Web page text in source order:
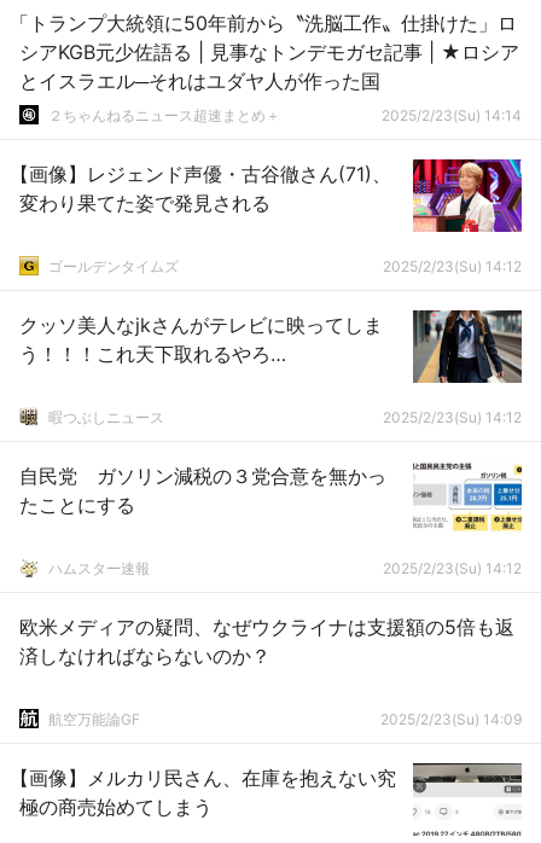
「トランプ大統領に50年前から〝洗脳工作〟仕掛けた」ロ
シアKGB元少佐語る | 見事なトンデモガセ記事 | ★ロシア
とイスラエル─それはユダヤ人が作った国
２ちゃんねるニュース超速まとめ＋ 2025/2/23(Su) 14:14
【画像】レジェンド声優・古谷徹さん(71)、
変わり果てた姿で発見される
ゴールデンタイムズ 2025/2/23(Su) 14:12
クッソ美人なjkさんがテレビに映ってしま
う！！！これ天下取れるやろ…
暇つぶしニュース 2025/2/23(Su) 14:12
自民党 ガソリン減税の３党合意を無かっ
たことにする
ハムスター速報 2025/2/23(Su) 14:12
欧米メディアの疑問、なぜウクライナは支援額の5倍も返
済しなければならないのか？
航空万能論GF 2025/2/23(Su) 14:09
【画像】メルカリ民さん、在庫を抱えない究
極の商売始めてしまう